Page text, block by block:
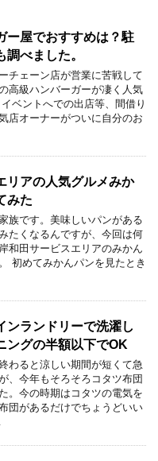
ー屋でおすすめは？駐
べました。
チェーン店が営業に苦戦して
高級ハンバーガーが凄く人気
ベントへでの出店等、間借り
店オーナーがついに自分のお
リアの人気グルメみか
みた
族です。美味しいパンがある
たくなるんですが、今回は何
和田サービスエリアのみかん
初めてみかんパンを見たとき
ンランドリーで洗濯し
ングの半額以下でOK
わると涼しい期間が短くて急
、今年もそろそろコタツ布団
。今の時期はコタツの電気を
団があるだけでちょうどいい